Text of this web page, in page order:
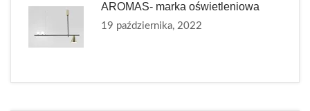
AROMAS- marka oświetleniowa
19 października, 2022